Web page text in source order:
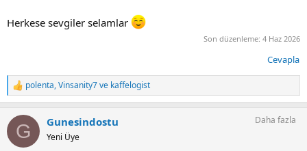
Herkese sevgiler selamlar
Son düzenleme: 4 Haz 2026
Cevapla
T
e
k
l
polenta,Vinsanity7ve kaffelogist
G Gunesindostu
Yeni Üye
Daha fazla